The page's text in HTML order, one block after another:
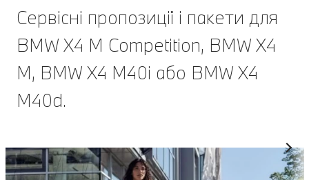
Сервісні пропозиції і пакети для
BMW X4 M Competition, BMW X4
M, BMW X4 M40i або BMW X4
M40d.